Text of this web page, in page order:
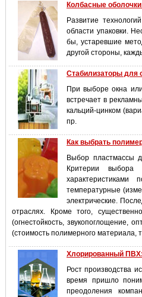
Колбасные
Развитие
области упаковки.
бы, устаревшие
другой стороны,
Стабилизаторы
При выборе окна
встречает в
кальций-цинком
пр.
Как выбрать
Выбор пластмассы
Критерии выбора
характеристиками
температурные
электрические.
отраслях. Кроме того,
(огнестойкость, звукопоглощение,
(стоимость полимерного материала,
Хлорированный
Рост производства
время пришло
преодоления